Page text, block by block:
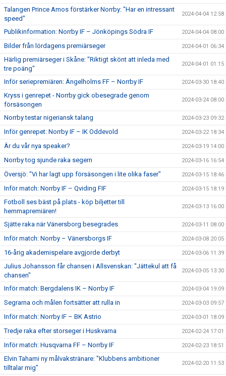
Talangen Prince Amos förstärker Norrby: "Har en intressant
speed"
2024-04-04 12:58
Publikinformation: Norrby IF – Jönköpings Södra IF 2024-04-04 08:00
Bilder från lördagens premiärseger 2024-04-01 06:34
Härlig premiärseger i Skåne: "Riktigt skönt att inleda med
tre poäng"
2024-04-01 01:15
Inför seriepremiären: Ängelholms FF – Norrby IF 2024-03-30 18:40
Kryss i genrepet - Norrby gick obesegrade genom
försäsongen
2024-03-24 08:00
Norrby testar nigeriansk talang 2024-03-23 09:32
Inför genrepet: Norrby IF – IK Oddevold 2024-03-22 18:34
Är du vår nya speaker? 2024-03-19 14:00
Norrby tog sjunde raka segern 2024-03-16 16:54
Översjö: "Vi har lagt upp försäsongen i lite olika faser" 2024-03-15 18:46
Inför match: Norrby IF – Qviding FIF 2024-03-15 18:19
Fotboll ses bäst på plats - köp biljetter till
hemmapremiären!
2024-03-13 16:00
Sjätte raka när Vänersborg besegrades 2024-03-11 08:00
Inför match: Norrby – Vänersborgs IF 2024-03-08 20:05
16-årig akademispelare avgjorde derbyt 2024-03-06 11:39
Julius Johansson får chansen i Allsvenskan: "Jättekul att få
chansen"
2024-03-05 13:30
Inför match: Bergdalens IK – Norrby IF 2024-03-04 19:09
Segrarna och målen fortsätter att rulla in 2024-03-03 09:57
Inför match: Norrby IF – BK Astrio 2024-03-01 18:09
Tredje raka efter storseger i Huskvarna 2024-02-24 17:01
Inför match: Husqvarna FF – Norrby IF 2024-02-23 18:51
Elvin Tahami ny målvakstränare: "Klubbens ambitioner
tilltalar mig"
2024-02-20 11:53